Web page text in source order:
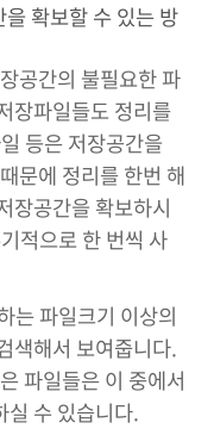
확보할 수 있는 방
공간의 불필요한 파
장파일들도 정리를
등은 저장공간을
문에 정리를 한번 해
장공간을 확보하시
적으로 한 번씩 사
는 파일크기 이상의
색해서 보여줍니다.
파일들은 이 중에서
실 수 있습니다.